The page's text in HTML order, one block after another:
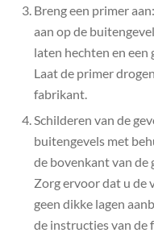
Breng een primer
aan op de
laten hechten en
Laat de primer
fabrikant.
Schilderen van de
buitengevels met
de bovenkant van de
Zorg ervoor dat u de
geen dikke lagen
de instructies van de